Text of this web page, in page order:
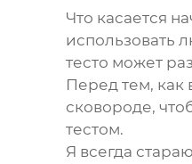
Что касается
использовать
тесто может
Перед тем, как
сковороде,
тестом.
Я всегда